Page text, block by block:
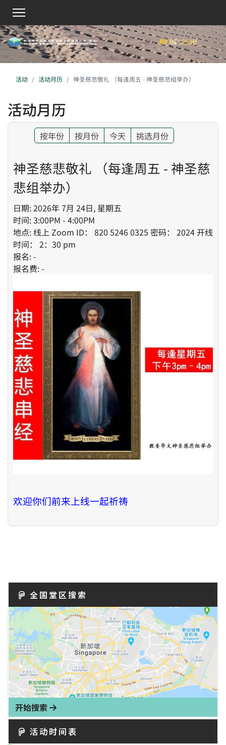
活动 活动月历 神圣慈悲敬礼 （每逢周五 - 神圣慈悲组举办）
活动月历
按年份 按月份 今天 挑选月份
神圣慈悲敬礼 （每逢周五 - 神圣慈
悲组举办）
日期: 2026年 7月 24日, 星期五
时间: 3:00PM - 4:00PM
地点: 线上 Zoom ID： 820 5246 0325 密码： 2024 开线
时间： 2：30 pm
报名: -
报名费: -
欢迎你们前来上线一起祈祷
全国堂区搜索
开始搜索
活动时间表